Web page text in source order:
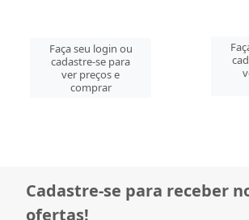
Faça seu login ou
cadastre-se para
ver preços e
comprar
Cadastre-se para receber
ofertas!